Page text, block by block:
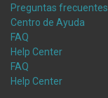
Preguntas frecuentes
Centro de Ayuda
FAQ
Help Center
FAQ
Help Center